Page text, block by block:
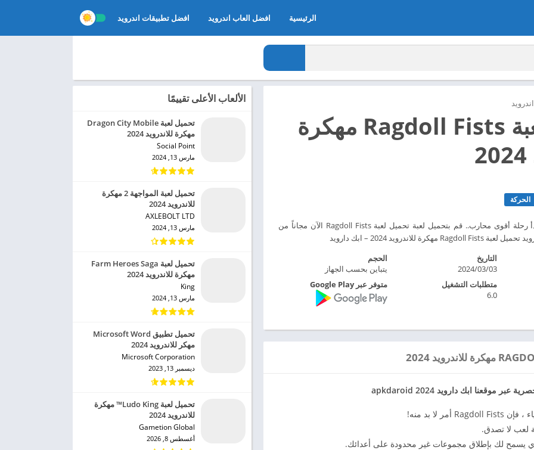
الرئيسية افضل العاب اندرويد افضل تطبيقات اندرويد
تحميل لعبة Ragdoll Fists مهكرة
الحركة
أدخل عالم Ragdoll وابدأ رحلة أقوى محارب.. قم بتحميل لعبة تحميل لعبة Ragdoll Fists الآن مجاناً من
التاريخ
2024/03/03
الحجم
يتباين بحسب الجهاز
متطلبات التشغيل
6.0
متوفر عبر Google Play
لعب لا تصدق.
يسمح لك بإطلاق مجموعات غير محدودة على أعدائك.
الألعاب الأعلى تقييمًا
تحميل لعبة Dragon City Mobile
مهكرة للاندرويد 2024
Social Point‏
مارس 13, 2024
تحميل لعبة المواجهة 2 مهكرة
للاندرويد 2024
AXLEBOLT LTD‏
مارس 13, 2024
تحميل لعبة Farm Heroes Saga
مهكرة للاندرويد 2024
King‏
مارس 13, 2024
تحميل تطبيق Microsoft Word
مهكر للاندرويد 2024
Microsoft Corporation‏
ديسمبر 13, 2023
تحميل لعبة Ludo King™ مهكرة
للاندرويد 2024
Gametion Global‏
أغسطس 8, 2026